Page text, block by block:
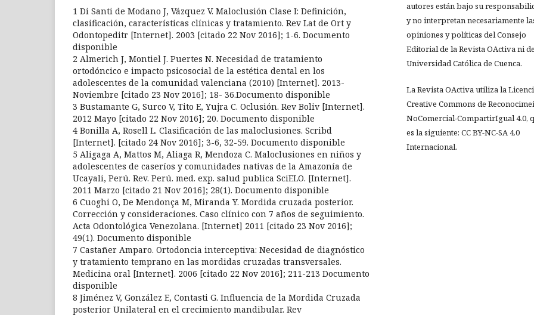
1 Di Santi de Modano J, Vázquez V. Maloclusión Clase I: Definición,
clasificación, características clínicas y tratamiento. Rev Lat de Ort y
Odontopeditr [Internet]. 2003 [citado 22 Nov 2016]; 1-6. Documento
disponible
2 Almerich J, Montiel J. Puertes N. Necesidad de tratamiento
ortodóncico e impacto psicosocial de la estética dental en los
adolescentes de la comunidad valenciana (2010) [Internet]. 2013-
Noviembre [citado 23 Nov 2016]; 18- 36.Documento disponible
3 Bustamante G, Surco V, Tito E, Yujra C. Oclusión. Rev Boliv [Internet].
2012 Mayo [citado 22 Nov 2016]; 20. Documento disponible
4 Bonilla A, Rosell L. Clasificación de las maloclusiones. Scribd
[Internet]. [citado 24 Nov 2016]; 3-6, 32-59. Documento disponible
5 Aligaga A, Mattos M, Aliaga R, Mendoza C. Maloclusiones en niños y
adolescentes de caseríos y comunidades nativas de la Amazonía de
Ucayali, Perú. Rev. Perú. med. exp. salud publica SciELO. [Internet].
2011 Marzo [citado 21 Nov 2016]; 28(1). Documento disponible
6 Cuoghi O, De Mendonça M, Miranda Y. Mordida cruzada posterior.
Corrección y consideraciones. Caso clínico con 7 años de seguimiento.
Acta Odontológica Venezolana. [Internet] 2011 [citado 23 Nov 2016];
49(1). Documento disponible
7 Castañer Amparo. Ortodoncia interceptiva: Necesidad de diagnóstico
y tratamiento temprano en las mordidas cruzadas transversales.
Medicina oral [Internet]. 2006 [citado 22 Nov 2016]; 211-213 Documento
disponible
8 Jiménez V, González E, Contasti G. Influencia de la Mordida Cruzada
posterior Unilateral en el crecimiento mandibular. Rev
autores están bajo su
y no interpretan necesariamente
opiniones y políticas del Consejo
Editorial de la Revista OActiva ni
Universidad Católica de Cuenca.
La Revista OActiva utiliza la
Creative Commons de
NoComercial-CompartirIgual 4.0,
es la siguiente: CC BY-NC-SA 4.0
Internacional.